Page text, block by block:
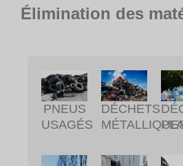
Élimination des
PNEUS
USAGÉS
DÉCHETS